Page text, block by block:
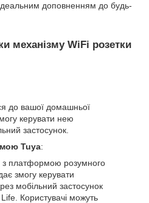
доповненням до будь-
механізму WiFi розетки
до вашої домашньої
керувати нею
застосунок.
Tuya:
з платформою розумного
змогу керувати
мобільний застосунок
Користувачі можуть